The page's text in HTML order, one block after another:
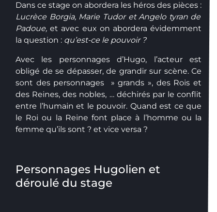
Dans ce stage on abordera les héros des pièces :
Lucrèce Borgia, Marie Tudor et Angelo tyran de
Padoue,et avec eux on abordera évidemment
la question : qu’est-ce le pouvoir ?
Avec les personnages d’Hugo, l’acteur est
obligé de se dépasser, de grandir sur scène. Ce
sont des personnages » grands », des Rois et
des Reines, des nobles, … déchirés par le conflit
entre l’humain et le pouvoir. Quand est ce que
le Roi ou la Reine font place à l’homme ou la
femme qu’ils sont ? et vice versa ?
Personnages Hugolien et
déroulé du stage